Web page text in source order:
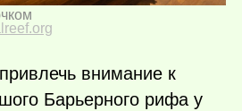
внимание к
Барьерного рифа у